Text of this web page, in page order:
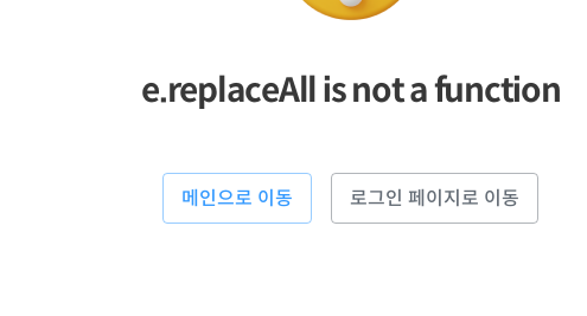
e.replaceAll is not a function
메인으로 이동 로그인 페이지로 이동